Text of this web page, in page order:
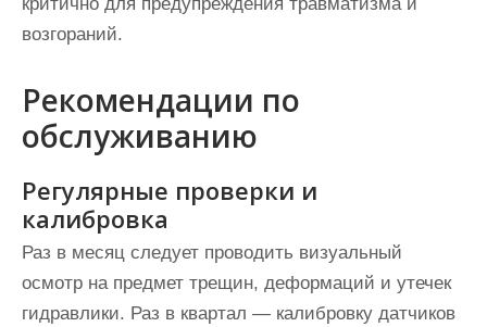
возгораний.
Рекомендации по
обслуживанию
Регулярные проверки и
калибровка
Раз в месяц следует проводить визуальный
осмотр на предмет трещин, деформаций и утечек
гидравлики. Раз в квартал — калибровку датчиков